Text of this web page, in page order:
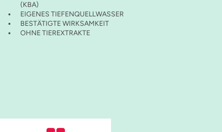
(KBA)
EIGENES TIEFENQUELLWASSER
BESTÄTIGTE WIRKSAMKEIT
OHNE TIEREXTRAKTE